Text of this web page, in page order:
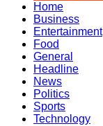
Home
Business
Entertainment
Food
General
Headline
News
Politics
Sports
Technology